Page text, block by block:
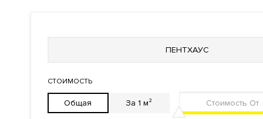
Инженерия
Системы
Кондиционирование
Центральное
ПЕНТХАУС
СТОИМОСТЬ
Общая За 1 м²